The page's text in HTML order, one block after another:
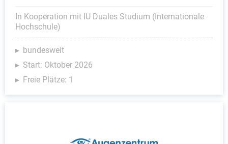
In Kooperation mit IU Duales Studium (Internationale
Hochschule)
bundesweit
Start: Oktober 2026
Freie Plätze: 1